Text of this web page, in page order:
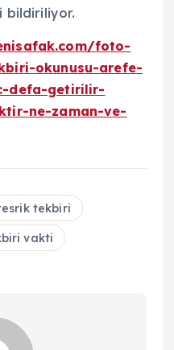
bildiriliyor.
foto-
okunusu-arefe-
defa-getirilir-
ne-zaman-ve-
tekbiri
vakti